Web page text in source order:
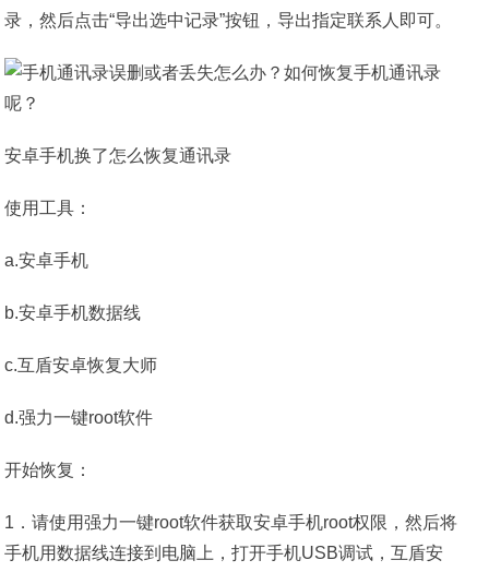
录，然后点击“导出选中记录”按钮，导出指定联系人即可。
安卓手机换了怎么恢复通讯录
使用工具：
a.安卓手机
b.安卓手机数据线
c.互盾安卓恢复大师
d.强力一键root软件
开始恢复：
1．请使用强力一键root软件获取安卓手机root权限，然后将
手机用数据线连接到电脑上，打开手机USB调试，互盾安